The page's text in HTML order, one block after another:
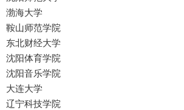
渤海大学
鞍山师范学院
东北财经大学
沈阳体育学院
沈阳音乐学院
大连大学
辽宁科技学院